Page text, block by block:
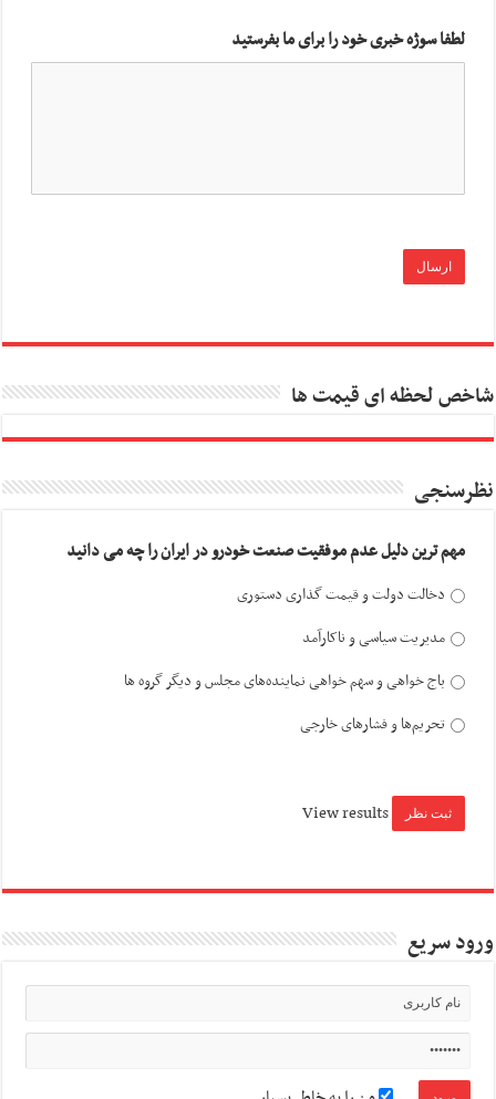
لطفا سوژه خبری خود را برای ما بفرستید
شاخص لحظه ای قیمت ها
نظرسنجی
مهم ترین دلیل عدم موفقیت صنعت خودرو در ایران را چه می دانید
دخالت دولت و قیمت گذاری دستوری
مدیریت سیاسی و ناکارآمد
باج خواهی و سهم خواهی نماینده‌های مجلس و دیگر گروه ها
تحریم‌ها و فشارهای خارجی
View results
ورود سریع